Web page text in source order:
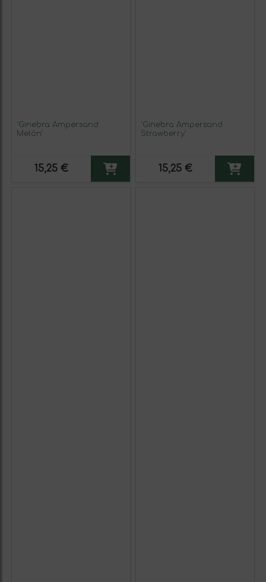
'Ginebra Ampersand
Melón'
15,25 €
'Ginebra Ampersand
Strawberry'
15,25 €